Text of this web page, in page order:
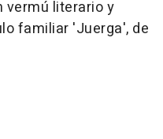
vermú literario y
familiar 'Juerga', de